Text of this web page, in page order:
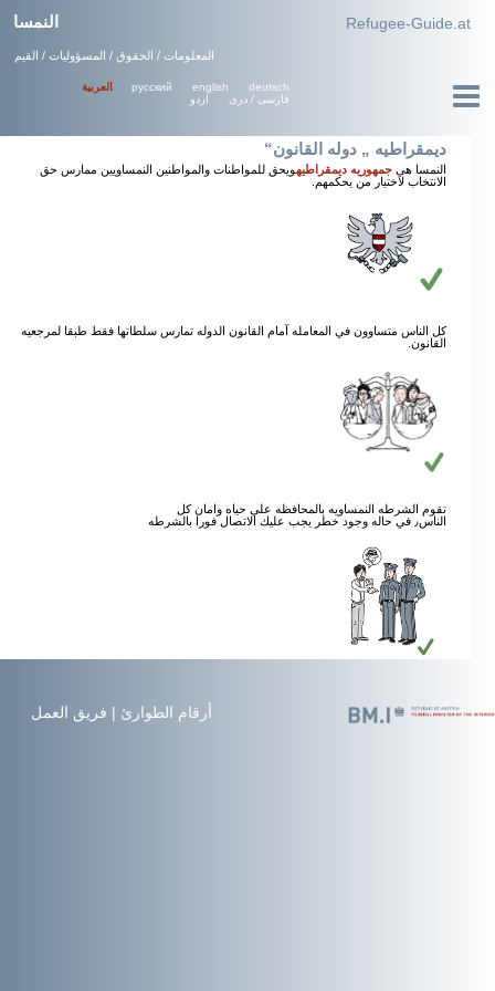
Refugee-Guide.at النمسا
المعلومات / الحقوق / المسؤوليات / القيم
deutsch
english
русский
العربية
فارسی / دری
اردو
ديمقراطيه „ دوله القانون“
النمسا هيجمهوريه ديمقراطيهويحق للمواطنات والمواطنين النمساويين ممارس حق
الانتخاب لاختيار من يحكمهم.
كل الناس متساوون في المعامله آمام القانون الدوله تمارس سلطاتها فقط طبقا لمرجعيه
القانون.
تقوم الشرطه النمساويه بالمحافظه علي حياه وامان كل
الناس٫ في حاله وجود خطر يجب عليك الاتصال فورا بالشرطه
أرقام الطوارئ | فريق العمل